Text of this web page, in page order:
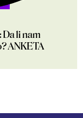
li nam
ANKETA